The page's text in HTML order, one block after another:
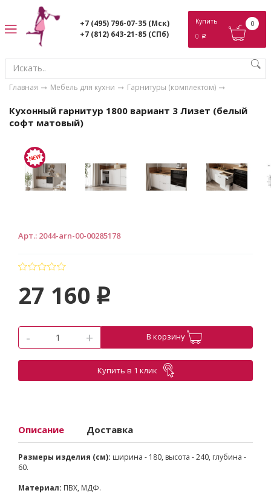
+7 (495) 796-07-35 (Мск)
+7 (812) 643-21-85 (СПб)
Купить
0 p
0
Главная Мебель для кухни Гарнитуры (комплектом)
Кухонный гарнитур 1800 вариант 3 Лизет (белый
софт матовый)
Арт.: 2044-arn-00-00285178
27 160 p
- + В корзину
Купить в 1 клик
Описание Доставка
Размеры изделия (см): ширина - 180, высота - 240, глубина -
60.
Материал: ПВХ, МДФ.